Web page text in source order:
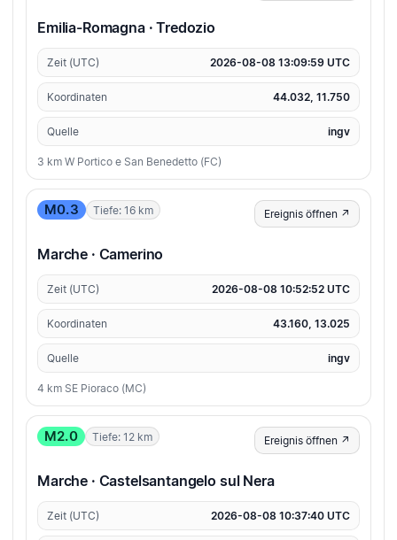
Emilia-Romagna · Tredozio
Zeit (UTC) 2026-08-08 13:09:59 UTC
Koordinaten 44.032, 11.750
Quelle ingv
3 km W Portico e San Benedetto (FC)
M0.3 Tiefe: 16 km Ereignis öffnen ↗
Marche · Camerino
Zeit (UTC) 2026-08-08 10:52:52 UTC
Koordinaten 43.160, 13.025
Quelle ingv
4 km SE Pioraco (MC)
M2.0 Tiefe: 12 km Ereignis öffnen ↗
Marche · Castelsantangelo sul Nera
Zeit (UTC) 2026-08-08 10:37:40 UTC